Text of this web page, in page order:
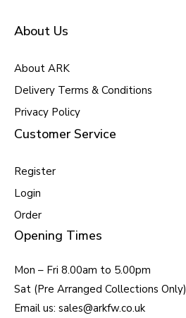
About Us
About ARK
Delivery Terms & Conditions
Privacy Policy
Customer Service
Register
Login
Order
Opening Times
Mon – Fri 8.00am to 5.00pm
Sat (Pre Arranged Collections Only)
Email us: sales@arkfw.co.uk